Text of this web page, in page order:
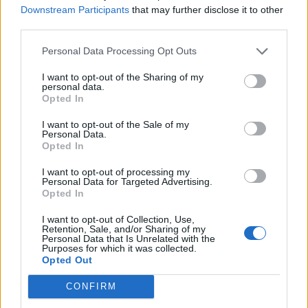
Downstream Participants that may further disclose it to other
Personal Data Processing Opt Outs
I want to opt-out of the Sharing of my
personal data.
Opted In
I want to opt-out of the Sale of my
Personal Data.
Opted In
I want to opt-out of processing my
Personal Data for Targeted Advertising.
Opted In
I want to opt-out of Collection, Use,
Retention, Sale, and/or Sharing of my
Personal Data that Is Unrelated with the
Purposes for which it was collected.
Opted Out
CONFIRM
In evidenza